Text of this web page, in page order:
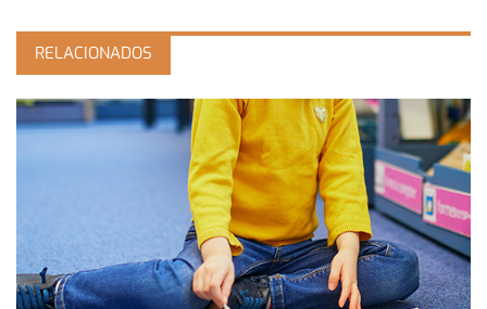
RELACIONADOS